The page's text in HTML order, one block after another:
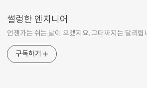
썰렁한 엔지니어
언젠가는 쉬는 날이 오겠지요. 그때까지는 달리렵
구독하기